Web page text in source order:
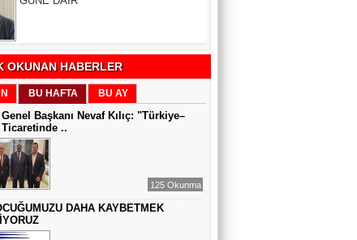
SATILAMAYAN MÜLK YOKTUR,
YANLIŞ FİYAT VARDIR
Sıddıka BALAKAN
DİJİTAL VİCDAN
Gül Saydam
SEN BENİ UNUTSAN DA
OKUNAN HABERLER
BU HAFTA BU AY
Başkanı Nevaf Kılıç: "Türkiye–
..
125 Okunma
DAHA KAYBETMEK